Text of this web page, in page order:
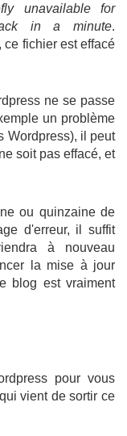
unavailable for
in a minute.
ce fichier est effacé
ne se passe
un problème
Wordpress), il peut
ne soit pas effacé, et
ou quinzaine de
d'erreur, il suffit
à nouveau
la mise à jour
blog est vraiment
pour vous
vient de sortir ce